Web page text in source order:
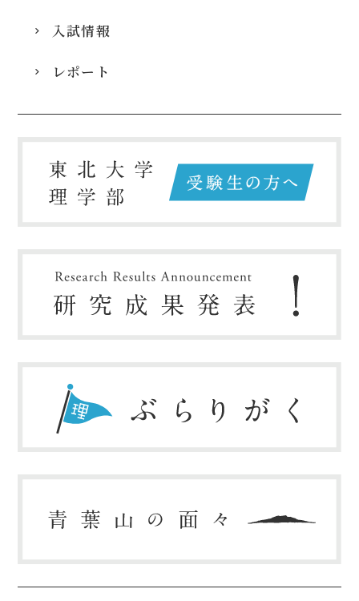
入試情報
レポート